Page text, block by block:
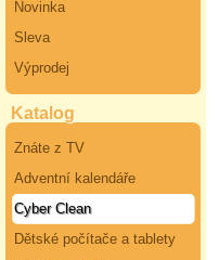
Novinka
Sleva
Výprodej
Katalog
Znáte z TV
Adventní kalendáře
Cyber Clean
Dětské počítače a tablety